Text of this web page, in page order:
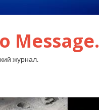
Message.
журнал.